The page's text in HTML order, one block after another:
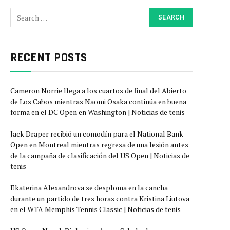
RECENT POSTS
Cameron Norrie llega a los cuartos de final del Abierto
de Los Cabos mientras Naomi Osaka continúa en buena
forma en el DC Open en Washington | Noticias de tenis
Jack Draper recibió un comodín para el National Bank
Open en Montreal mientras regresa de una lesión antes
de la campaña de clasificación del US Open | Noticias de
tenis
Ekaterina Alexandrova se desploma en la cancha
durante un partido de tres horas contra Kristina Liutova
en el WTA Memphis Tennis Classic | Noticias de tenis